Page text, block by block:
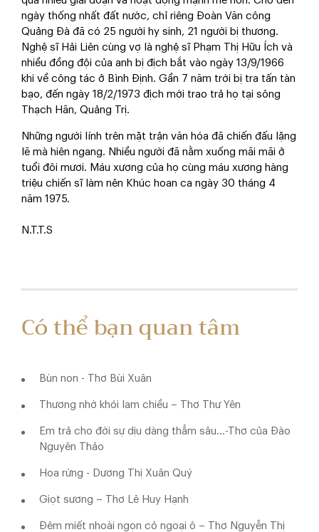
ngày thống nhất đất nước, chỉ riêng Đoàn Văn công
Quảng Đà đã có 25 người hy sinh, 21 người bị thương.
Nghệ sĩ Hải Liên cùng vợ là nghệ sĩ Phạm Thị Hữu Ích và
nhiều đồng đội của anh bị địch bắt vào ngày 13/9/1966
khi về công tác ở Bình Định. Gần 7 năm trời bị tra tấn tàn
bạo, đến ngày 18/2/1973 địch mới trao trả họ tại sông
Thạch Hãn, Quảng Trị.
Những người lính trên mặt trận văn hóa đã chiến đấu lặng
lẽ mà hiên ngang. Nhiều người đã nằm xuống mãi mãi ở
tuổi đôi mươi. Máu xương của họ cùng máu xương hàng
triệu chiến sĩ làm nên Khúc hoan ca ngày 30 tháng 4
năm 1975.
N.T.T.S
Có thể bạn quan tâm
Bùn non - Thơ Bùi Xuân
Thương nhớ khói lam chiều – Thơ Thư Yên
Em trả cho đời sự dịu dàng thẳm sâu…-Thơ của Đào
Nguyên Thảo
Hoa rừng - Dương Thị Xuân Quý
Giọt sương – Thơ Lê Huy Hạnh
Đêm miết nhoài ngọn cỏ ngoại ô – Thơ Nguyễn Thị